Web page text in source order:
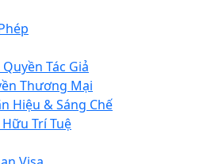
Tác Giả
Thương Mại
Hiệu & Sáng Chế
Trí Tuệ